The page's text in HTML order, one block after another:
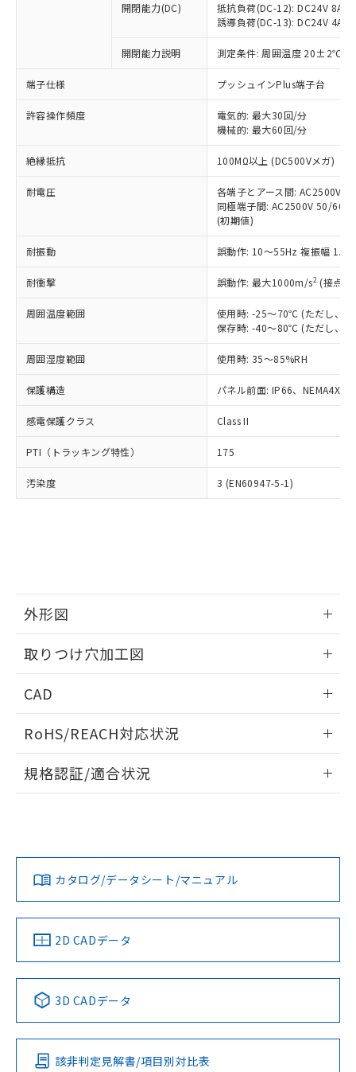
開閉能力(DC)
抵抗負荷(DC-12): DC24V 8A/
誘導負荷(DC-13): DC24V 4A/
開閉能力説明 測定条件: 周囲温度 20±2℃、
端子仕様 プッシュインPlus端子台
許容操作頻度
電気的: 最大30回/分
機械的: 最大60回/分
絶縁抵抗 100MΩ以上 (DC500Vメガ)
耐電圧
各端子とアース間: AC2500V
同極端子間: AC2500V 50/
(初期値)
耐振動 誤動作: 10～55Hz 複振幅
耐衝撃 誤動作: 最大1000m/s2 (接点
周囲温度範囲
使用時: -25～70℃ (ただし、氷
保存時: -40～80℃ (ただし、氷
周囲湿度範囲 使用時: 35～85%RH
保護構造 パネル前面: IP66、NEMA4X,
感電保護クラス Class II
PTI（トラッキング特性） 175
汚染度 3 (EN60947-5-1)
外形図
取りつけ穴加工図
CAD
ドすることができます。
ログイン/会員登録
ダウンロードデータをご利用いただく前に、以下を必ずお読
みください。
ソフトウェアの使用条件
RoHS/REACH対応状況
EU RoHS 注意事項・凡例
対応済み
中国 RoHS 注意事項・凡例
Pb Hg Cd Cr(VI)
O
規格認証/適合状況
カタログ/データシート/マニュアル
2D CADデータ
3D CADデータ
該非判定見解書/項目別対比表
以下の条件をお読みいただき、同意のうえ
ご利用ください。
本サービスは、当社制御機器事業取扱
商品の当社在庫状況および標準価格
(税抜)を提供させていただくもので
当社制御機器事業取扱商品の中には、
本サービスの対象外となる商品もある
ことをご了承ください。
在庫状況および標準価格照会結果は、
記載している更新日時点での社内デー
タに基づき作成されるものであり、閲
覧された時点での実際の在庫および標
準価格とは異なる場合があることをご
正式な納期状況および標準価格はお客
様のお取引先、またはお客様担当のオ
ムロン制御機器販売店・当社販売員に
オムロン制御機器販売店や当社販売拠
販売ネットワーク
」をご確認
在庫状況および標準価格結果を当社の
事前の承諾なく第三者に漏洩または開
示しないようお願いします。
マイパーツ機能（部品リスト作成サー
ビス）をご利用いただくには、I-Web
品・サービスに関するお客様との取
の共同利用に関して"
用者の範囲」に記載されている法人を
対応予定なし：EU RoHS指令（10物質）の
非含有に非対応の商品で、対応品を出す予
調査・確認中：EU RoHS指令（10物質）の
非含有の対応状況を調査中または確認中の
商品です。
非該当品：ライセンス料など無形物で、有
害物質有無と関係のない商品です。
仕入先様の事情により、非含有部品として
いたものが、含有品と判明した場合などや
むを得ず変更することがあります。
鉛(Pb) 1000ppm以下、 水銀(Hg) 1000ppm以下、 カド
六価クロム(Cr(Ⅵ)) 1000ppm以下、ポリ臭化ビフェニル
類(PBB) 1000ppm以下、ポリ臭化ジフェニルエーテル類
ルベンジル（BBP） 1000ppm以下、フタル酸ジブチル
（DBP） 1000ppm以下、フタル酸ジイソブチル
但し、RoHS指令で産業用監視および制御機器に対する
適用除外項目は除く。
フタル酸エステル類の４物質については閾値を超える意
図的な使用がないことを確認しています。
部品在庫の切り替え状況などにより、予定
月が前後することがあります。
EU RoHS指令（10物質）の非含有証明書
51物質の非含有証明書（当社基準）
※本証明書は発行日時点で非含有を証明す
物質の対応では、対応完了までの期間は出
荷製品に未対応品が混在することから備考
欄に対応日を記載しておりました。
既に当社にて対応品への在庫切替を完了
「○」：最大均質材料含有率が中国RoHSの
基準値以下であることを示します。
「×」：最大均質材料含有率が中国RoHSの
基準値を超えていることを示します。
「－」：未確認です。当社販売部門へお問
*中国RoHS10物質の基準値 (GB/T26572)：
Pb(鉛) :1000ppm、 Hg(水銀) : 1000ppm、 Cd(カドミウ
Cr(Ⅵ)(六価クロム) : 1000ppm、 PBBs(ポリ臭化ビフェ
ニル類) : 1000ppm、 PBDEs(ポリ臭化ジフェニルエーテ
ル類) : 1000ppm、
DBP(フタル酸ジブチル) : 1000ppm、 DIBP(フタル酸ジ
イソブチル) : 1000ppm、 BBP(フタル酸ブチルベンジ
DEHP(フタル酸ビス(2-エチルヘキシル)) : 1000ppm
「ｅ」：有害物質（10物質）のすべてが基
準値以下であることを示します。
「10」：通常の使用状況下において有害物
質が外部に漏えいし、環境に深刻な影響を
及ぼさない年数を意味します。
当社は、これら貴社製品のうち、外国
為替および外国貿易法に定める商品
（以下｢規制貨物等」という）を輸出
または国外への提供する場合は、日本
国政府の輸出許可(または役務取引許
可)を取得するなどの必要な手続きを
当社は規制貨物を破棄する場合は、完
全に破砕するなど、違法に輸出されな
いよう必要な手段を講じます。
当社は貴社製品を、核兵器、ミサイ
ル、化学兵器、生物兵器またはその他
武器並びにこれらの製造装置等に一切
当社は、貴社製品を第三者に販売する
場合は、上記1、2および3の内容を当
該第三者に通知します。また当社は、
販売先および販売に係わる関係者が違
法に輸出するおそれがある場合は、取
り引きをいたしません。
一定数以上の在庫あり
一定数には満たないが在庫あり
在庫なし(最新の在庫状況につ
いては、お客様のお取引先、ま
たはお客様担当のオムロン制御
機器販売店・当社販売員にご確
受注生産機種、また在庫状況の
情報を公開していない機種